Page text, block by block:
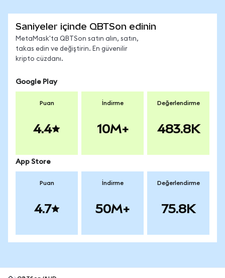
Saniyeler içinde QBTSon edinin
MetaMask'ta QBTSon satın alın, satın,
takas edin ve değiştirin. En güvenilir
kripto cüzdanı.
Google Play
Puan
4.4
İndirme
10M+
Değerlendirme
483.8K
App Store
Puan
4.7
İndirme
50M+
Değerlendirme
75.8K